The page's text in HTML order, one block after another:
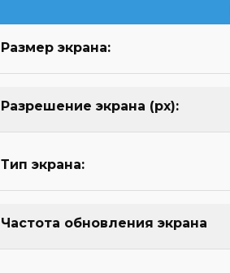
Размер экрана:
Разрешение экрана (px):
Тип экрана:
Частота обновления экрана